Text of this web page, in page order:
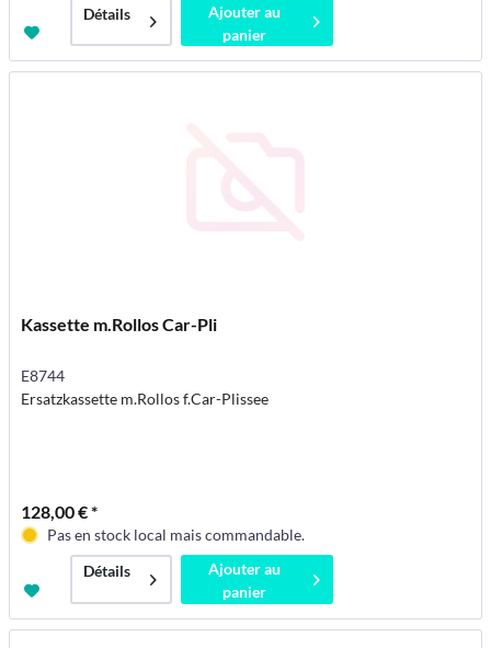
Détails
Ajouter au
panier
Kassette m.Rollos Car-Pli
E8744
Ersatzkassette m.Rollos f.Car-Plissee
128,00 € *
Pas en stock local mais commandable.
Détails
Ajouter au
panier